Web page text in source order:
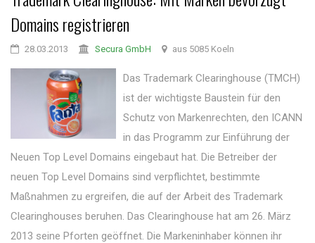
Domains registrieren
28.03.2013 Secura GmbH aus 5085 Koeln
Das Trademark Clearinghouse (TMCH)
ist der wichtigste Baustein für den
Schutz von Markenrechten, den ICANN
in das Programm zur Einführung der
Neuen Top Level Domains eingebaut hat. Die Betreiber der
neuen Top Level Domains sind verpflichtet, bestimmte
Maßnahmen zu ergreifen, die auf der Arbeit des Trademark
Clearinghouses beruhen. Das Clearinghouse hat am 26. März
2013 seine Pforten geöffnet. Die Markeninhaber können ihr